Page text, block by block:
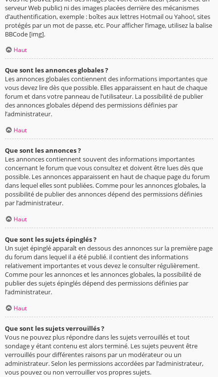
serveur Web public) ni des images placées derrière des mécanismes
d’authentification, exemple : boîtes aux lettres Hotmail ou Yahoo!, sites
protégés par un mot de passe, etc. Pour afficher l’image, utilisez la balise
BBCode [img].
Haut
Que sont les annonces globales ?
Les annonces globales contiennent des informations importantes que
vous devez lire dès que possible. Elles apparaissent en haut de chaque
forum et dans votre panneau de l’utilisateur. La possibilité de publier
des annonces globales dépend des permissions définies par
l’administrateur.
Haut
Que sont les annonces ?
Les annonces contiennent souvent des informations importantes
concernant le forum que vous consultez et doivent être lues dès que
possible. Les annonces apparaissent en haut de chaque page du forum
dans lequel elles sont publiées. Comme pour les annonces globales, la
possibilité de publier des annonces dépend des permissions définies
par l’administrateur.
Haut
Que sont les sujets épinglés ?
Un sujet épinglé apparaît en dessous des annonces sur la première page
du forum dans lequel il a été publié. il contient des informations
relativement importantes et vous devez le consulter régulièrement.
Comme pour les annonces et les annonces globales, la possibilité de
publier des sujets épinglés dépend des permissions définies par
l’administrateur.
Haut
Que sont les sujets verrouillés ?
Vous ne pouvez plus répondre dans les sujets verrouillés et tout
sondage y étant contenu est alors terminé. Les sujets peuvent être
verrouillés pour différentes raisons par un modérateur ou un
administrateur. Selon les permissions accordées par l’administrateur,
vous pouvez ou non verrouiller vos propres sujets.